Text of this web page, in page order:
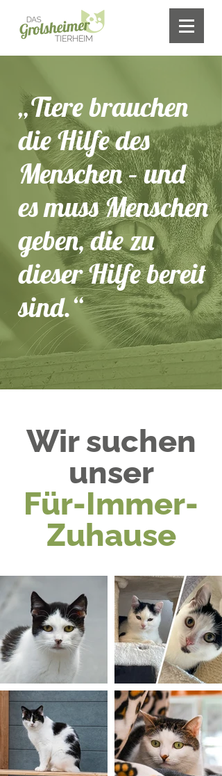
„Tiere brauchen
die Hilfe des
Menschen – und
es muss Menschen
geben, die zu
dieser Hilfe bereit
sind.“
Wir suchen
unser
Für-Immer-
Zuhause